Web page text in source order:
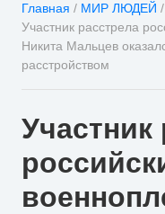
Главная / МИР ЛЮДЕЙ /
Участник расстрела
Никита Мальцев
расстройством
Участник